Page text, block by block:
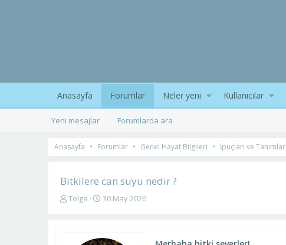
Anasayfa Forumlar Neler yeni Kullanıcılar
Yeni mesajlar Forumlarda ara
Anasayfa Forumlar Genel Hayat Bilgileri İpuçları ve Tanımlar
Bitkilere can suyu nedir ?
K
Tolga
B
a
30 May 2026